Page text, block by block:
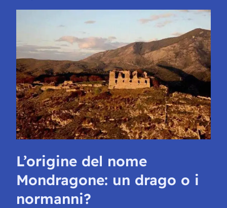
L’origine del nome
Mondragone: un drago o i
normanni?